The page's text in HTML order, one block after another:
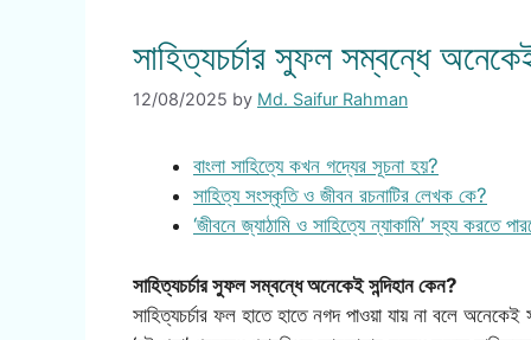
সাহিত্যচর্চার সুফল সম্বন্ধে
12/08/2025 by Md. Saifur Rahman
বাংলা সাহিত্যে কখন গদ্যের সূচনা হয়?
সাহিত্য সংস্কৃতি ও জীবন রচনাটির লেখক কে?
‘জীবনে জ্যাঠামি ও সাহিত্যে ন্যাকামি’ সহ্য করতে
সাহিত্যচর্চার সুফল সম্বন্ধে অনেকেই সন্দিহান কেন?
সাহিত্যচর্চার ফল হাতে হাতে নগদ পাওয়া যায় না বলে অনেকেই